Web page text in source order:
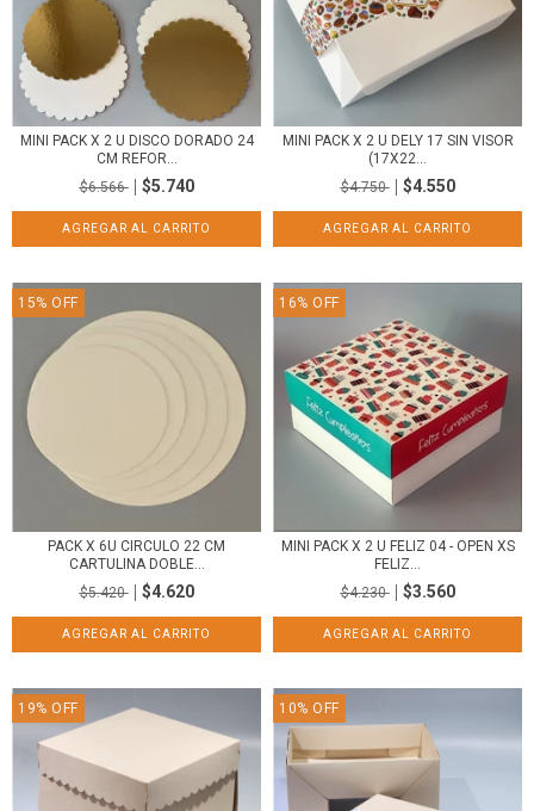
MINI PACK X 2 U DISCO DORADO 24
CM REFOR...
$6.566
$5.740
MINI PACK X 2 U DELY 17 SIN VISOR
(17X22...
$4.750
$4.550
15% OFF
PACK X 6U CIRCULO 22 CM
CARTULINA DOBLE...
$5.420
$4.620
16% OFF
MINI PACK X 2 U FELIZ 04 - OPEN XS
FELIZ...
$4.230
$3.560
19% OFF 10% OFF